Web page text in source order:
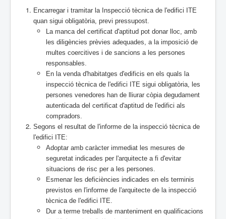
Encarregar i tramitar la Inspecció tècnica de l'edifici ITE
quan sigui obligatòria, previ pressupost.
La manca del certificat d'aptitud pot donar lloc, amb
les diligències prèvies adequades, a la imposició de
multes coercitives i de sancions a les persones
responsables.
En la venda d'habitatges d'edificis en els quals la
inspecció tècnica de l'edifici ITE sigui obligatòria, les
persones venedores han de lliurar còpia degudament
autenticada del certificat d'aptitud de l'edifici als
compradors.
Segons el resultat de l'informe de la inspecció tècnica de
l'edifici ITE:
Adoptar amb caràcter immediat les mesures de
seguretat indicades per l'arquitecte a fi d'evitar
situacions de risc per a les persones.
Esmenar les deficiències indicades en els terminis
previstos en l'informe de l'arquitecte de la inspecció
tècnica de l'edifici ITE.
Dur a terme treballs de manteniment en qualificacions